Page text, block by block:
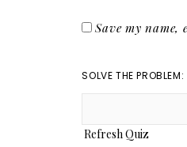
Save my
SOLVE THE
Refresh Quiz